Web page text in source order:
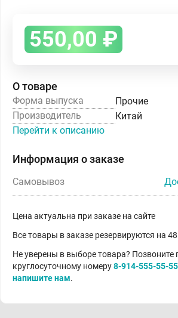
550,00 ₽
О товаре
Форма выпуска
Прочие
Производитель
Китай
Перейти к описанию
Информация о заказе
Самовывоз
Цена актуальна при заказе на сайте
Все товары в заказе резервируются на
Не уверены в выборе товара? Позвоните
круглосуточному номеру8-914-555-55-55
напишите нам.